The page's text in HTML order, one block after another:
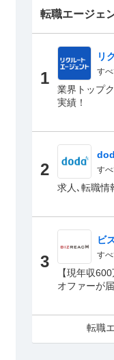
転職エージェ
1
リ
す
業界トップ
実績！
2 す
求人､転職情
3
ビ
す
【現年収
オファーが届
転職